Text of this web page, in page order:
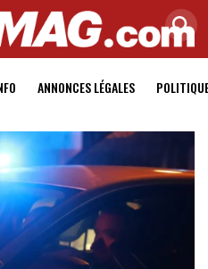
ANNONCES LÉGALES